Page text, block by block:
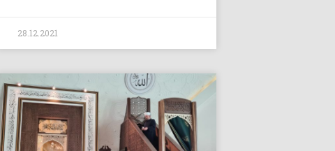
28.12.2021